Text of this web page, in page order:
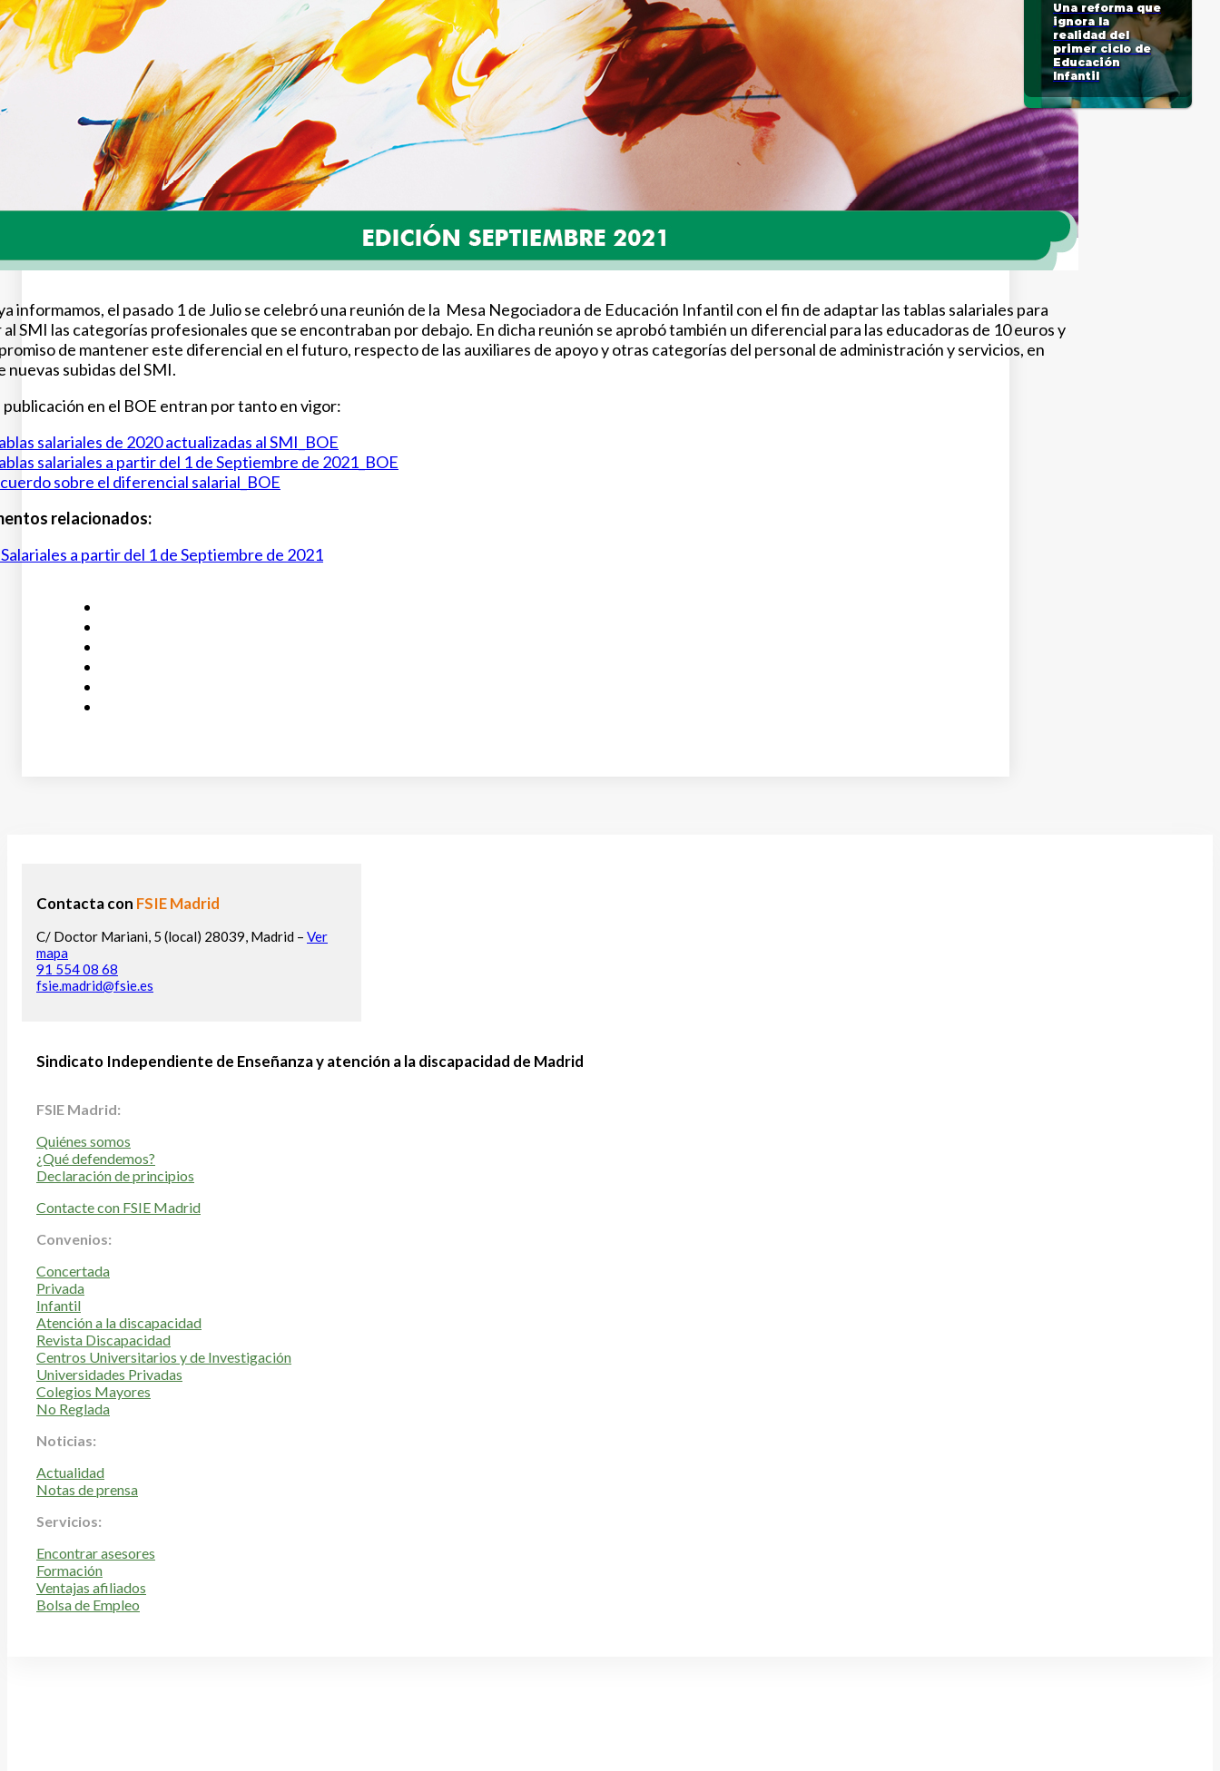
informamos, el pasado 1 de Julio se celebró una reunión de la Mesa Negociadora de Educación Infantil con el fin de adaptar las tablas salariales para
SMI las categorías profesionales que se encontraban por debajo. En dicha reunión se aprobó también un diferencial para las educadoras de 10 euros y
de mantener este diferencial en el futuro, respecto de las auxiliares de apoyo y otras categorías del personal de administración y servicios, en
nuevas subidas del SMI.
publicación en el BOE entran por tanto en vigor:
salariales de 2020 actualizadas al SMI_BOE
salariales a partir del 1 de Septiembre de 2021_BOE
sobre el diferencial salarial_BOE
relacionados:
a partir del 1 de Septiembre de 2021
Una reforma que
ignora la
realidad del
primer ciclo de
Educación
Infantil
Contacta con FSIE Madrid
C/ Doctor Mariani, 5 (local) 28039, Madrid – Ver
mapa
91 554 08 68
fsie.madrid@fsie.es
Sindicato Independiente de Enseñanza y atención a la discapacidad de Madrid
FSIE Madrid:
Quiénes somos
¿Qué defendemos?
Declaración de principios
Contacte con FSIE Madrid
Convenios:
Concertada
Privada
Infantil
Atención a la discapacidad
Revista Discapacidad
Centros Universitarios y de Investigación
Universidades Privadas
Colegios Mayores
No Reglada
Noticias:
Actualidad
Notas de prensa
Servicios:
Encontrar asesores
Formación
Ventajas afiliados
Bolsa de Empleo